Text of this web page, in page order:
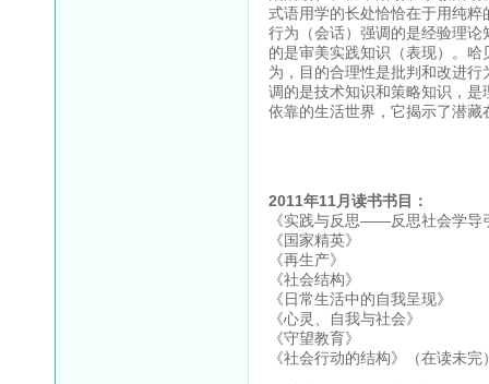
式语用学的长处恰恰在于用纯
行为（会话）强调的是经验理
的是审美实践知识（表现）。
为，目的合理性是批判和改进
调的是技术知识和策略知识，
依靠的生活世界，它揭示了潜
2011年11月读书书目：
《实践与反思——反思社会学导
《国家精英》
《再生产》
《社会结构》
《日常生活中的自我呈现》
《心灵、自我与社会》
《守望教育》
《社会行动的结构》（在读未完